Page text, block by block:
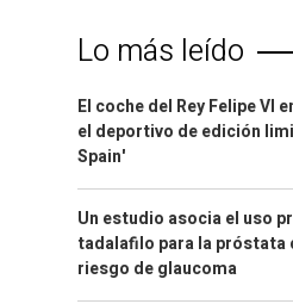
Lo más leído
El coche del Rey Felipe VI
el deportivo de edición
Spain'
Un estudio asocia el uso
tadalafilo para la próstata
riesgo de glaucoma